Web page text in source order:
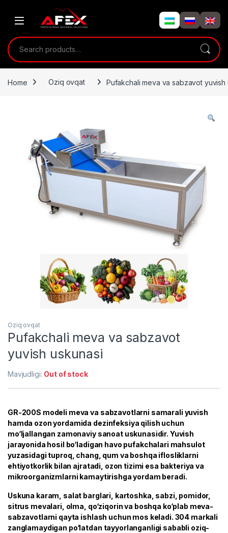
Search for:
Home Oziq ovqat Pufakchali meva va sabzavot yuvish
Oziq ovqat
Pufakchali meva va sabzavot
yuvish uskunasi
Mavjudligi: Out of stock
GR-200S modeli meva va sabzavotlarni samarali yuvish
hamda ozon yordamida dezinfeksiya qilish uchun
mo‘ljallangan zamonaviy sanoat uskunasidir. Yuvish
jarayonida hosil bo‘ladigan havo pufakchalari mahsulot
yuzasidagi tuproq, chang, qum va boshqa iflosliklarni
ehtiyotkorlik bilan ajratadi, ozon tizimi esa bakteriya va
mikroorganizmlarni kamaytirishga yordam beradi.
Uskuna karam, salat barglari, kartoshka, sabzi, pomidor,
sitrus mevalari, olma, qo‘ziqorin va boshqa ko‘plab meva-
sabzavotlarni qayta ishlash uchun mos keladi. 304 markali
zanglamaydigan po‘latdan tayyorlanganligi sababli oziq-